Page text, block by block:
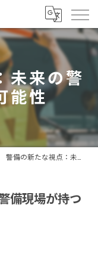
未来の警
能性
警備の新たな視点：未来の警備現場が持つ可能性
備現場が持つ